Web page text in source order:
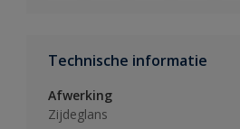
Technische informatie
Afwerking
Zijdeglans